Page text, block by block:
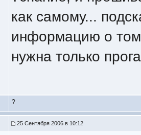
как самому...
информацию о том
нужна только
?
25 Сентября 2006 в 10:12